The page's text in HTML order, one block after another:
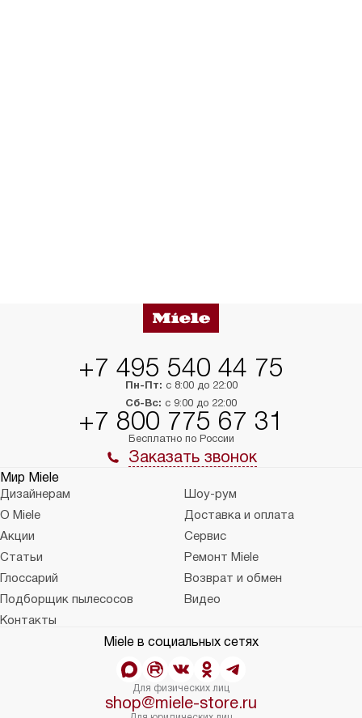
+7 495 540 44 75
Пн-Пт: с 8:00 до 22:00
Сб-Вс: с 9:00 до 22:00
+7 800 775 67 31
Бесплатно по России
Заказать звонок
Мир Miele
Дизайнерам
Шоу-рум
О Miele
Доставка и оплата
Акции
Сервис
Статьи
Ремонт Miele
Глоссарий
Возврат и обмен
Подборщик пылесосов
Видео
Контакты
Miele в социальных сетях
Для физических лиц
shop@miele-store.ru